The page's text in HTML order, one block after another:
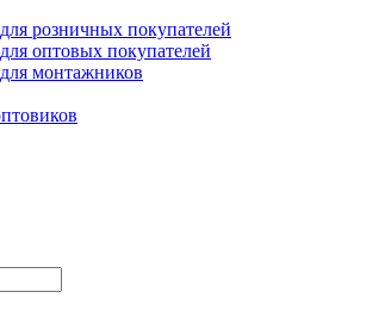
розничных покупателей
оптовых покупателей
монтажников